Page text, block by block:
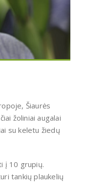
Šiaurės
žoliniai augalai
su keletu žiedų
į 10 grupių.
tankių plaukelių